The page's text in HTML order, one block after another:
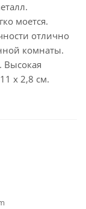
моется.
отлично
комнаты.
Высокая
х 2,8 см.